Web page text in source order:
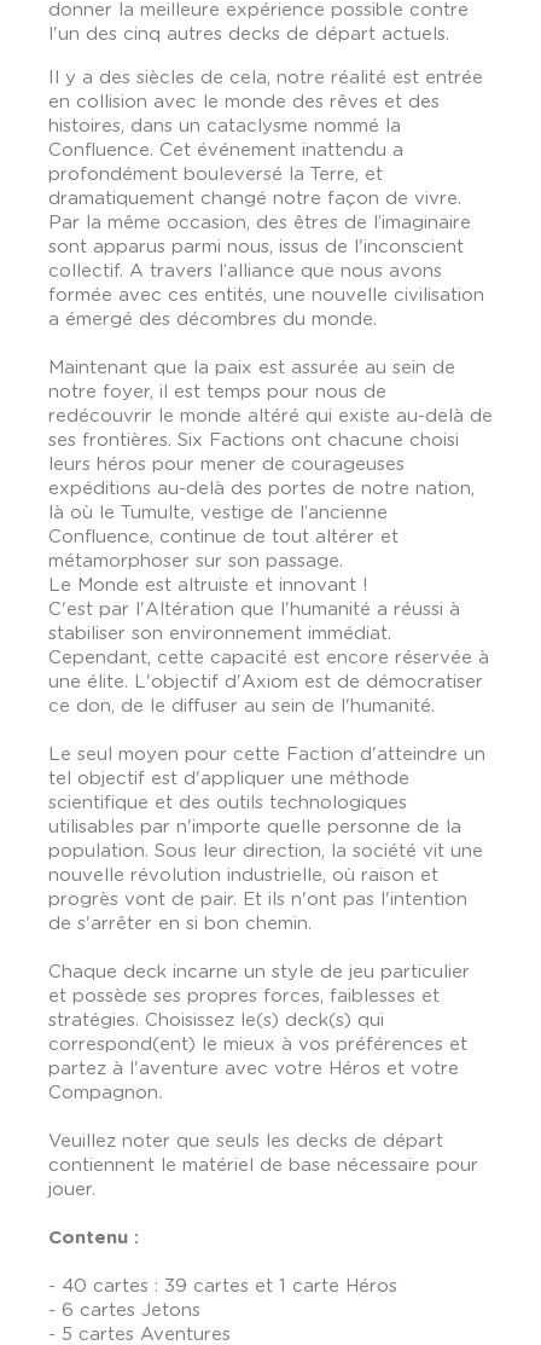
donner la meilleure expérience possible contre
l'un des cinq autres decks de départ actuels.
Il y a des siècles de cela, notre réalité est entrée
en collision avec le monde des rêves et des
histoires, dans un cataclysme nommé la
Confluence. Cet événement inattendu a
profondément bouleversé la Terre, et
dramatiquement changé notre façon de vivre.
Par la même occasion, des êtres de l’imaginaire
sont apparus parmi nous, issus de l'inconscient
collectif. A travers l’alliance que nous avons
formée avec ces entités, une nouvelle civilisation
a émergé des décombres du monde.
Maintenant que la paix est assurée au sein de
notre foyer, il est temps pour nous de
redécouvrir le monde altéré qui existe au-delà de
ses frontières. Six Factions ont chacune choisi
leurs héros pour mener de courageuses
expéditions au-delà des portes de notre nation,
là où le Tumulte, vestige de l’ancienne
Confluence, continue de tout altérer et
métamorphoser sur son passage.
Le Monde est altruiste et innovant !
C'est par l'Altération que l'humanité a réussi à
stabiliser son environnement immédiat.
Cependant, cette capacité est encore réservée à
une élite. L'objectif d'Axiom est de démocratiser
ce don, de le diffuser au sein de l'humanité.
Le seul moyen pour cette Faction d'atteindre un
tel objectif est d'appliquer une méthode
scientifique et des outils technologiques
utilisables par n'importe quelle personne de la
population. Sous leur direction, la société vit une
nouvelle révolution industrielle, où raison et
progrès vont de pair. Et ils n'ont pas l'intention
de s'arrêter en si bon chemin.
Chaque deck incarne un style de jeu particulier
et possède ses propres forces, faiblesses et
stratégies. Choisissez le(s) deck(s) qui
correspond(ent) le mieux à vos préférences et
partez à l'aventure avec votre Héros et votre
Compagnon.
Veuillez noter que seuls les decks de départ
contiennent le matériel de base nécessaire pour
jouer.
Contenu :
- 40 cartes : 39 cartes et 1 carte Héros
- 6 cartes Jetons
- 5 cartes Aventures